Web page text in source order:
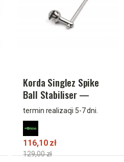
Korda Singlez Spike
Ball Stabiliser —
stabilizator do systemu
Korda Singlez
termin realizacji 5-7 dni.
116,10 zł
129,00 zł